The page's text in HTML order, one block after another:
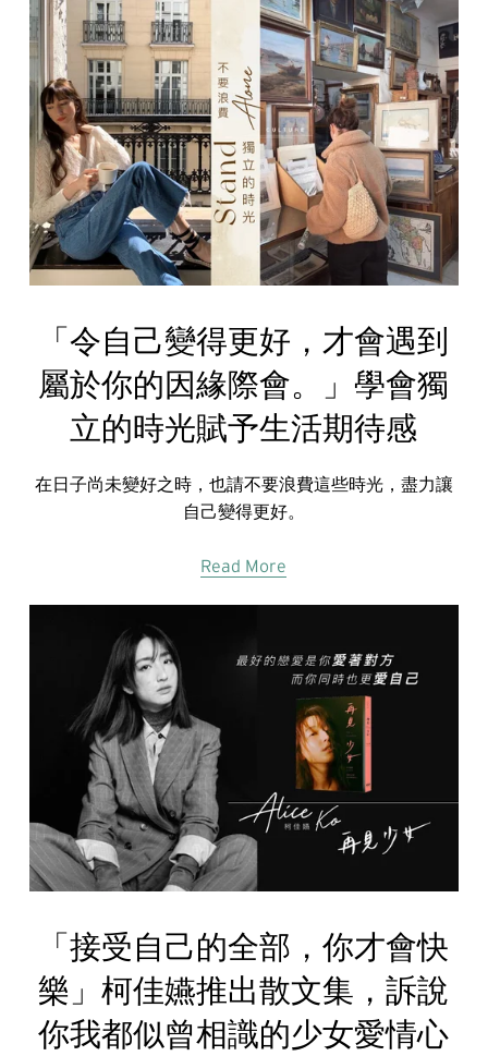
「令自己變得更好，才會遇到
屬於你的因緣際會。」學會獨
立的時光賦予生活期待感
在日子尚未變好之時，也請不要浪費這些時光，盡力讓
自己變得更好。
Read More
「接受自己的全部，你才會快
樂」柯佳嬿推出散文集，訴說
你我都似曾相識的少女愛情心